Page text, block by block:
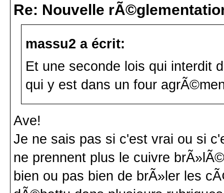
Re: Nouvelle
massu2 a écrit:
Et une seconde lois qui interdit
qui y est dans un four
Ave!
Je ne sais pas si c'est vrai ou si
ne prennent plus le cuivre
bien ou pas bien de brÃ»ler les